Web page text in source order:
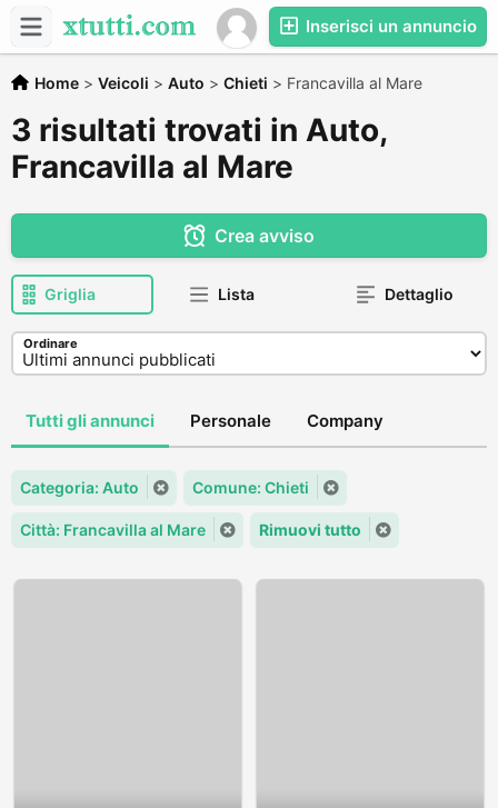
Inserisci un annuncio
Home > Veicoli > Auto > Chieti > Francavilla al Mare
3 risultati trovati in Auto,
Francavilla al Mare
Crea avviso
Griglia Lista Dettaglio
Ordinare
Tutti gli annunci Personale Company
Categoria: Auto Comune: Chieti
Città: Francavilla al Mare Rimuovi tutto